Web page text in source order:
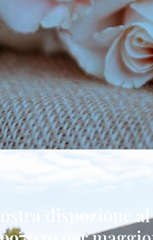
dispozione